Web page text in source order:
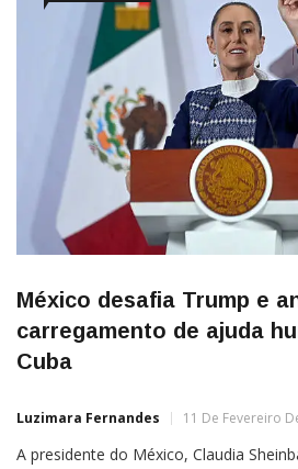
México desafia Trump e
carregamento de ajuda
Cuba
Luzimara Fernandes 11 De Fevereiro
A presidente do México, Claudia